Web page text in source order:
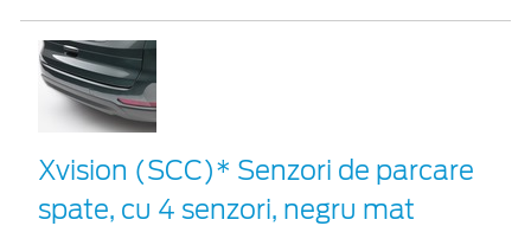
Xvision (SCC)* Senzori de parcare
spate, cu 4 senzori, negru mat